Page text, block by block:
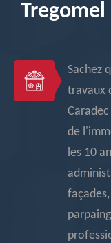
Sachez
travaux
de
les 10